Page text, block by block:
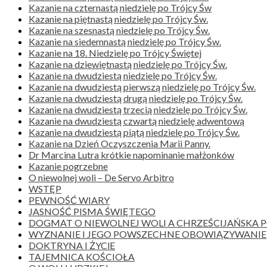
Kazanie na czternastą niedzielę po Trójcy Św
Kazanie na piętnastą niedzielę po Trójcy Św.
Kazanie na szesnastą niedzielę po Trójcy Św.
Kazanie na siedemnastą niedzielę po Trójcy Św.
Kazanie na 18. Niedzielę po Trójcy Świętej
Kazanie na dziewiętnastą niedzielę po Trójcy Św.
Kazanie na dwudziestą niedzielę po Trójcy Św.
Kazanie na dwudziestą pierwszą niedzielę po Trójcy Św.
Kazanie na dwudziestą drugą niedzielę po Trójcy Św.
Kazanie na dwudziestą trzecią niedzielę po Trójcy Św.
Kazanie na dwudziestą czwartą niedzielę adwentową
Kazanie na dwudziestą piątą niedzielę po Trójcy Św.
Kazanie na Dzień Oczyszczenia Marii Panny.
Dr Marcina Lutra krótkie napominanie małżonków
Kazanie pogrzebne
O niewolnej woli – De Servo Arbitro
WSTĘP
PEWNOŚĆ WIARY
JASNOŚĆ PISMA ŚWIĘTEGO
DOGMAT O NIEWOLNEJ WOLI A CHRZEŚCIJAŃSKA
WYZNANIE I JEGO POWSZECHNE OBOWIĄZYWANIE
DOKTRYNA I ŻYClE
TAJEMNICA KOŚCIOŁA